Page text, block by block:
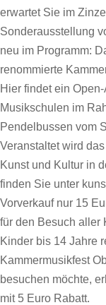
erwartet Sie im
Sonderausstellung
neu im Programm:
renommierte
Hier findet ein
Musikschulen im
Pendelbussen vom
Veranstaltet wird
Kunst und Kultur in
finden Sie unter
Vorverkauf nur 15
für den Besuch aller
Kinder bis 14 Jahre
Kammermusikfest
besuchen möchte,
mit 5 Euro Rabatt.